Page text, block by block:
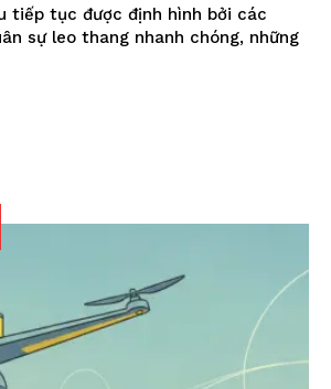
tiếp tục được định hình bởi các
sự leo thang nhanh chóng, những